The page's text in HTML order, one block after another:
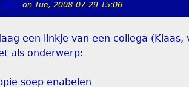
remi on Tue, 2008-07-29 15:06
een linkje van een collega
als onderwerp:
soep enabelen